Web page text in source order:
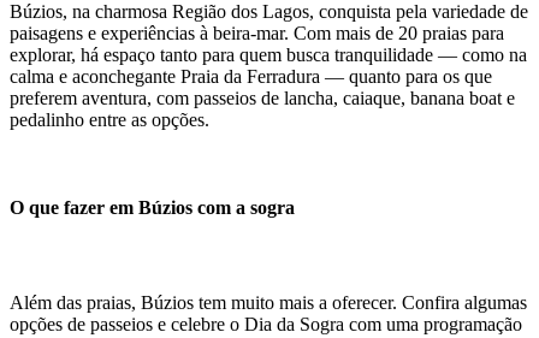
Búzios, na charmosa Região dos Lagos, conquista pela variedade de
paisagens e experiências à beira-mar. Com mais de 20 praias para
explorar, há espaço tanto para quem busca tranquilidade — como na
calma e aconchegante Praia da Ferradura — quanto para os que
preferem aventura, com passeios de lancha, caiaque, banana boat e
pedalinho entre as opções.
O que fazer em Búzios com a sogra
Além das praias, Búzios tem muito mais a oferecer. Confira algumas
opções de passeios e celebre o Dia da Sogra com uma programação